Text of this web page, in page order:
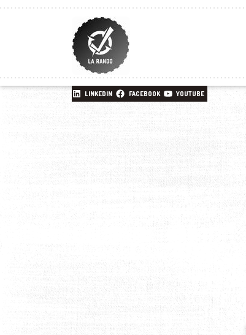
LINKEDIN FACEBOOK YOUTUBE